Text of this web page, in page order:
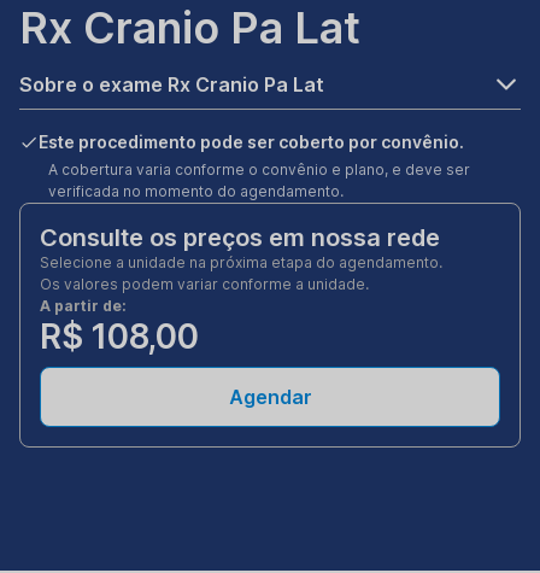
Rx Cranio Pa Lat
Sobre o exame Rx Cranio Pa Lat
Este procedimento pode ser coberto por convênio.
A cobertura varia conforme o convênio e plano, e deve ser
verificada no momento do agendamento.
Consulte os preços em nossa rede
Selecione a unidade na próxima etapa do agendamento.
Os valores podem variar conforme a unidade.
A partir de:
R$ 108,00
Agendar